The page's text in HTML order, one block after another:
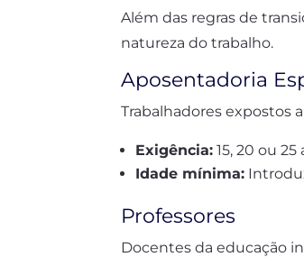
Além das regras de
natureza do trabalho.
Aposentadoria
Trabalhadores expostos
Exigência: 15, 20 ou
Idade mínima:
Professores
Docentes da educação